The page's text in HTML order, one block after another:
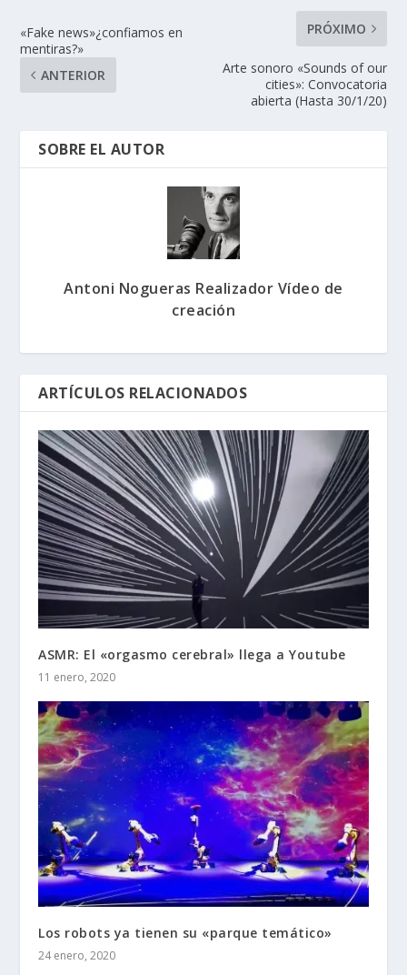
«Fake news»¿confiamos en
mentiras?»
ANTERIOR
PRÓXIMO
Arte sonoro «Sounds of our
cities»: Convocatoria
abierta (Hasta 30/1/20)
SOBRE EL AUTOR
Antoni Nogueras Realizador Vídeo de
creación
ARTÍCULOS RELACIONADOS
ASMR: El «orgasmo cerebral» llega a Youtube
11 enero, 2020
Los robots ya tienen su «parque temático»
24 enero, 2020